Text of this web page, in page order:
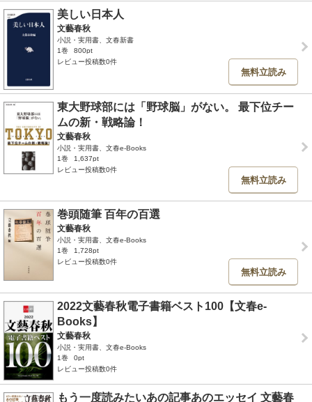
美しい日本人
文藝春秋
小説・実用書、文春新書
1巻
800pt
レビュー投稿数0件
無料立読み
東大野球部には「野球脳」がない。 最下位チー
ムの新・戦略論！
文藝春秋
小説・実用書、文春e-Books
1巻
1,637pt
レビュー投稿数0件
無料立読み
巻頭随筆 百年の百選
文藝春秋
小説・実用書、文春e-Books
1巻
1,728pt
レビュー投稿数0件
無料立読み
2022文藝春秋電子書籍ベスト100【文春e-
Books】
文藝春秋
小説・実用書、文春e-Books
1巻
0pt
レビュー投稿数0件
もう一度読みたいあの記事あのエッセイ 文藝春